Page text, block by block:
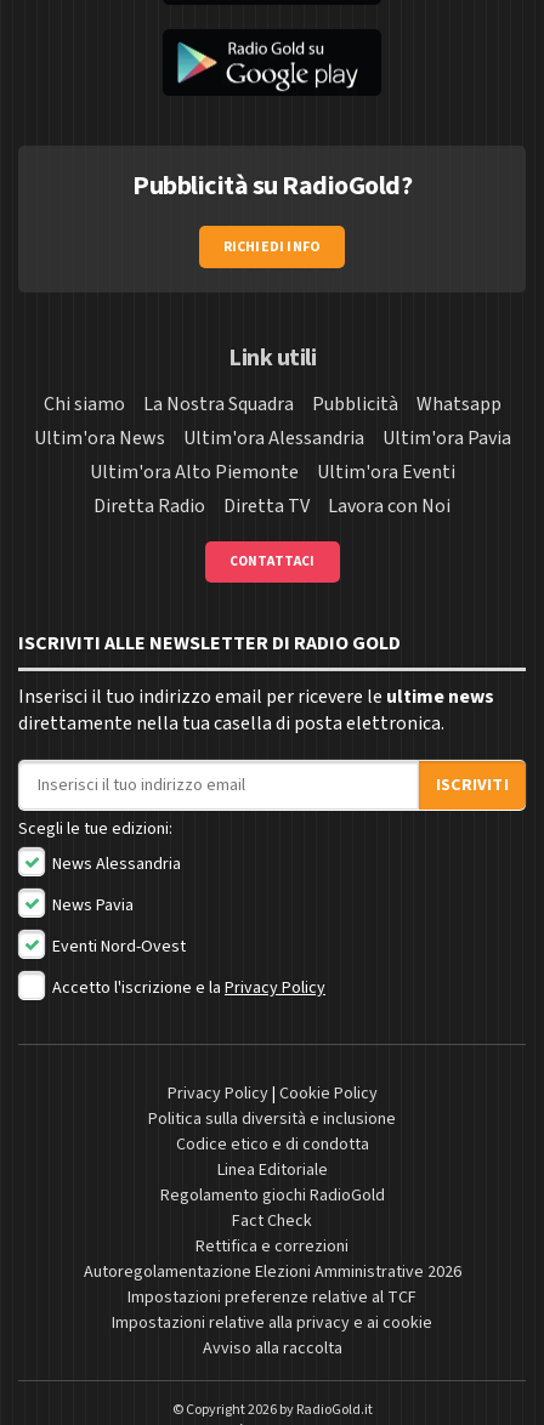
Pubblicità su RadioGold?
RICHIEDI INFO
Link utili
Chi siamo La Nostra Squadra Pubblicità
Whatsapp
Ultim'ora News
Ultim'ora Alessandria
Ultim'ora Pavia
Ultim'ora Alto Piemonte
Ultim'ora Eventi
Diretta Radio
Diretta TV Lavora con Noi
CONTATTACI
ISCRIVITI ALLE NEWSLETTER DI RADIO GOLD
Inserisci il tuo indirizzo email per ricevere le ultime news
direttamente nella tua casella di posta elettronica.
Indirizzo email
ISCRIVITI
Scegli le tue edizioni:
News Alessandria
News Pavia
Eventi Nord-Ovest
Accetto l'iscrizione e la Privacy Policy
Privacy Policy| Cookie Policy
Politica sulla diversità e inclusione
Codice etico e di condotta
Linea Editoriale
Regolamento giochi RadioGold
Fact Check
Rettifica e correzioni
Autoregolamentazione Elezioni Amministrative 2026
Impostazioni preferenze relative al TCF
Impostazioni relative alla privacy e ai cookie
Avviso alla raccolta
© Copyright 2026 byRadioGold.it